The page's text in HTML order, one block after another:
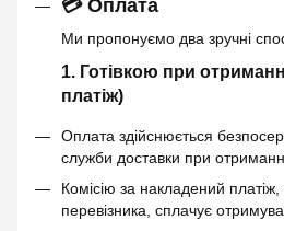
💳 Оплата
Ми пропонуємо два зручні
1. Готівкою при
платіж)
Оплата здійснюється
служби доставки при
Комісію за накладений
перевізника, сплачує